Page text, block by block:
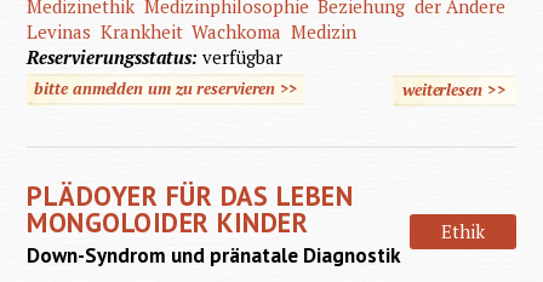
Medizinethik Medizinphilosophie Beziehung der Andere
Levinas Krankheit Wachkoma Medizin
Reservierungsstatus:verfügbar
bitte anmelden um zu reservieren >> weiterlesen
über
>>
PLÄDOYER FÜR DAS LEBEN
MONGOLOIDER KINDER Ethik
Down-Syndrom und pränatale Diagnostik